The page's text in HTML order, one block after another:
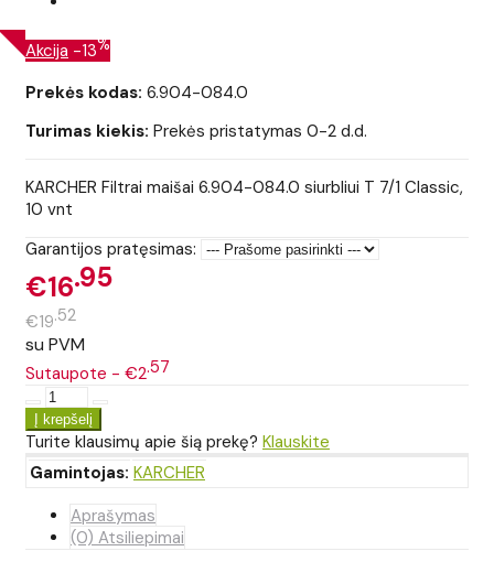
Akcija -13%
Prekės kodas: 6.904-084.0
Turimas kiekis: Prekės pristatymas 0-2 d.d.
KARCHER Filtrai maišai 6.904-084.0 siurbliui T 7/1 Classic,
10 vnt
Garantijos pratęsimas:
€16 95
€19 52
su PVM
Sutaupote - €257
Turite klausimų apie šią prekę? Klauskite
Gamintojas: KARCHER
Aprašymas
(0) Atsiliepimai